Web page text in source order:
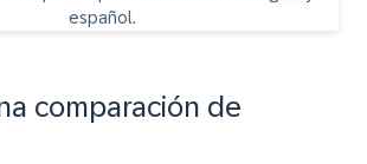
comparación de